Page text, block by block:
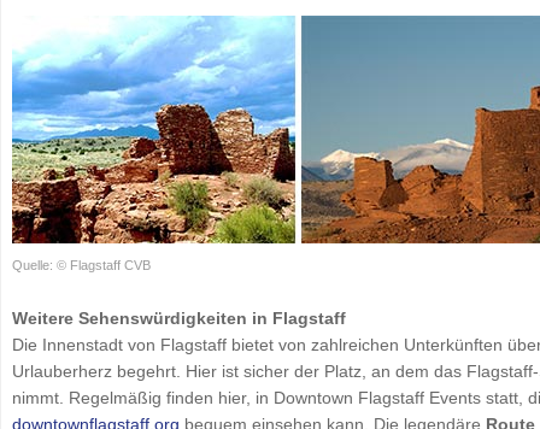
Quelle: © Flagstaff CVB
Weitere Sehenswürdigkeiten in Flagstaff
Die Innenstadt von Flagstaff bietet von zahlreichen Unterkünften
Urlauberherz begehrt. Hier ist sicher der Platz, an dem das
nimmt. Regelmäßig finden hier, in Downtown Flagstaff Events statt,
downtownflagstaff.org bequem einsehen kann. Die legendäre Route